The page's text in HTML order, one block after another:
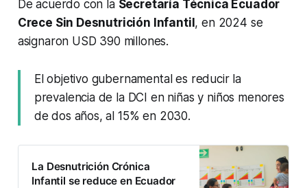
De acuerdo con la Secretaría Técnica Ecuador
Crece Sin Desnutrición Infantil , en 2024 se
asignaron USD 390 millones.
El objetivo gubernamental es reducir la
prevalencia de la DCI en niñas y niños menores
de dos años, al 15% en 2030.
La Desnutrición Crónica
Infantil se reduce en Ecuador